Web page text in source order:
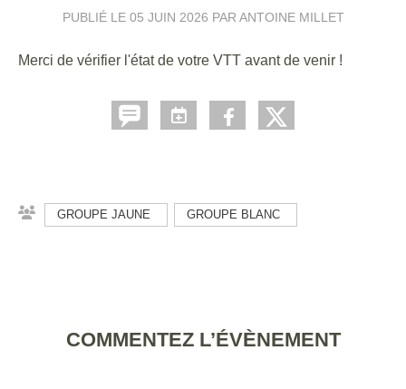
PUBLIÉ LE 05 JUIN 2026 PAR ANTOINE MILLET
Merci de vérifier l'état de votre VTT avant de venir !
GROUPE JAUNE GROUPE BLANC
COMMENTEZ L’ÉVÈNEMENT